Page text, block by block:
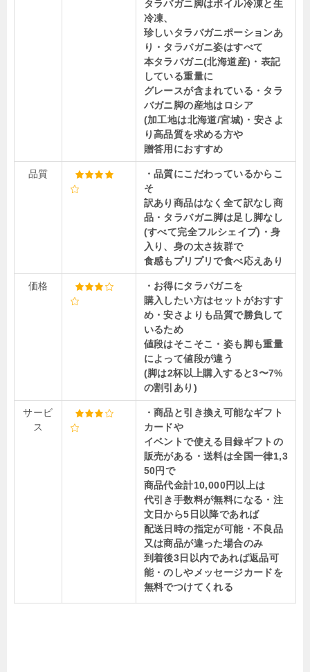
タラバガニ脚はボイル冷凍と生
冷凍、
珍しいタラバガニポーションあ
り ・タラバガニ姿はすべて
本タラバガニ(北海道産) ・表記
している重量に
グレースが含まれている ・タラ
バガニ脚の産地はロシア
(加工地は北海道/宮城) ・安さよ
り高品質を求める方や
贈答用におすすめ
品質
・品質にこだわっているからこ
そ
訳あり商品はなく全て訳なし商
品・タラバガニ脚は足し脚なし
(すべて完全フルシェイプ) ・身
入り、身の太さ抜群で
食感もプリプリで食べ応えあり
価格
・お得にタラバガニを
購入したい方はセットがおすす
め・安さよりも品質で勝負して
いるため
値段はそこそこ ・姿も脚も重量
によって値段が違う
(脚は2杯以上購入すると3〜7%
の割引あり)
サービ
ス
・商品と引き換え可能なギフト
カードや
イベントで使える目録ギフトの
販売がある ・送料は全国一律1,3
50円で
商品代金計10,000円以上は
代引き手数料が無料になる ・注
文日から5日以降であれば
配送日時の指定が可能・不良品
又は商品が違った場合のみ
到着後3日以内であれば返品可
能・のしやメッセージカードを
無料でつけてくれる